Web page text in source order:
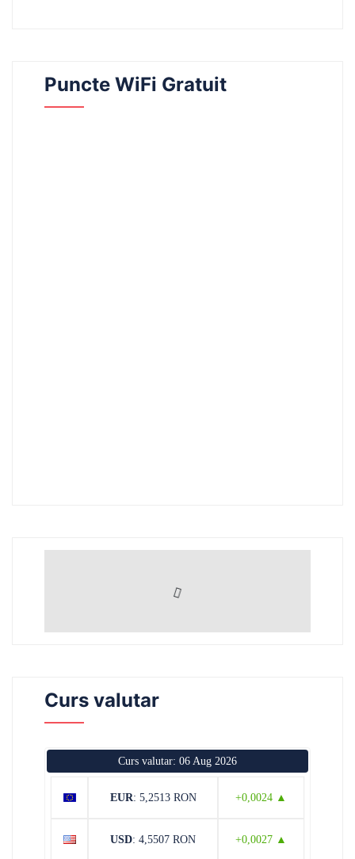
Puncte WiFi Gratuit
Curs valutar
Curs valutar: 06 Aug 2026
EUR: 5,2513 RON +0,0024 ▲
USD: 4,5507 RON +0,0027 ▲